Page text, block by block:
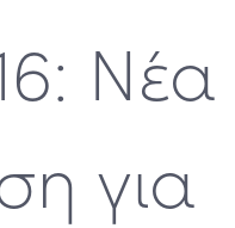
Νέα
για